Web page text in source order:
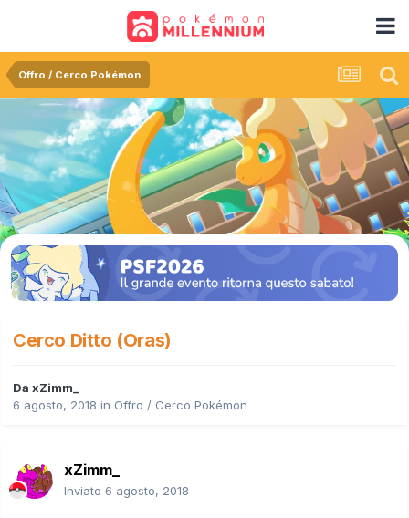
Offro / Cerco Pokémon
Cerco Ditto (Oras)
Da xZimm_
6 agosto, 2018 in Offro / Cerco Pokémon
xZimm_
Inviato 6 agosto, 2018